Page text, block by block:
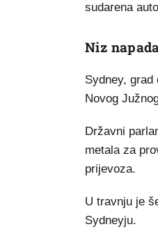
sudarena
Niz
Sydney,
Novog
Državni
metala za
prijevoza.
U travnju je
Sydneyju.